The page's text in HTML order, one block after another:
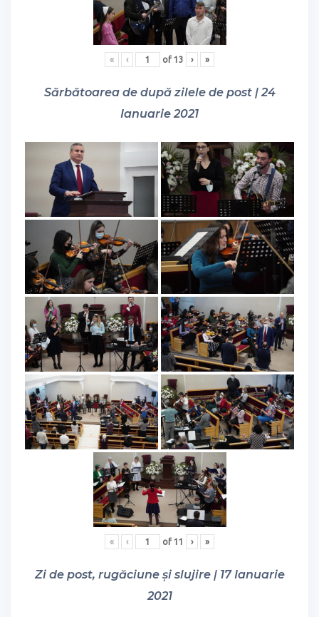
« ‹ of 13 › »
Sărbătoarea de după zilele de post | 24
Ianuarie 2021
« ‹ of 11 › »
Zi de post, rugăciune și slujire | 17 Ianuarie
2021